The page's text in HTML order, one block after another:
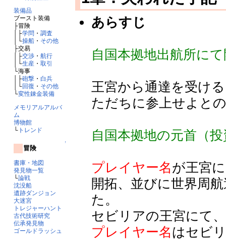
装備品
ブースト装備
├冒険
│├学問 ・ 調査
│└操船・ その他
├交易
│├交渉・ 航行
│└生産・ 取引
└海事
│├砲撃・ 白兵
│└回復 ・ その他
└変性錬金装備
メモリアルアルバ
ム
博物館
└トレンド
↑
冒険
書庫・地図
発見物一覧
└論戦
沈没船
遺跡ダンジョン
大迷宮
トレジャーハント
古代技術研究
伝承発見物
ゴールドラッシュ
あらすじ
自国本拠地出航所に
王宮から通達を受ける
ただちに参上せよと
自国本拠地の元首（
プレイヤー名が王宮
開拓、並びに世界周
た。
セビリアの王宮にて
プレイヤー名はセビ